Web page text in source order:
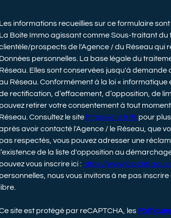
Les informations recueillies sur ce formulaire
La Boite Immo agissant comme Sous-traitant du
prospects de l'Agence / du Réseau qui
Données personnelles. La base légale du
Réseau. Elles sont conservées jusqu'à
Réseau. Conformément à la loi « informatique
rectification, d’effacement, d’opposition, de
pouvez retirer votre consentement à tout
Réseau. Consultez le site https://cnil.fr/fr pour
avoir contacté l'Agence / le Réseau, que
pas respectés, vous pouvez adresser une
l’existence de la liste d'opposition au
pouvez vous inscrire ici : https://
personnelles, nous vous invitons à ne pas
libre.
site est protégé par reCAPTCHA, les